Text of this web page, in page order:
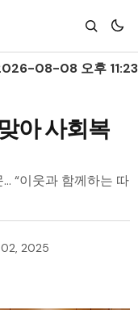
08-08 오후 11:23
아 사회복
“이웃과 함께하는 따
2025